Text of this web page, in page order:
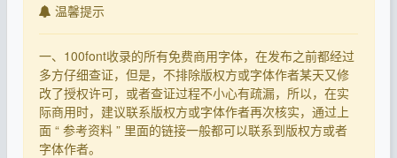
温馨提示
一、100font收录的所有免费商用字体，在发布之前都经过
多方仔细查证，但是，不排除版权方或字体作者某天又修
改了授权许可，或者查证过程不小心有疏漏，所以，在实
际商用时，建议联系版权方或字体作者再次核实，通过上
面 “ 参考资料 ” 里面的链接一般都可以联系到版权方或者
字体作者。